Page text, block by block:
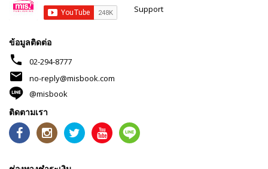
Support
ข้อมูลติดต่อ
phone 02-294-8777
mail
no-reply@misbook.com
@misbook
ติดตามเรา